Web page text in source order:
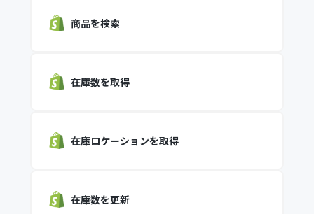
商品を検索
在庫数を取得
在庫ロケーションを取得
在庫数を更新